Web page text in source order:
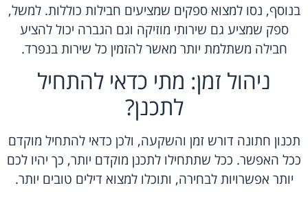
בנוסף, נסו למצוא ספקים שמציעים חבילות כוללות. למשל,
ספק שמציע גם שירותי מוזיקה וגם הגברה יכול להציע
חבילה משתלמת יותר מאשר להזמין כל שירות בנפרד.
ניהול זמן: מתי כדאי להתחיל
לתכנן?
תכנון חתונה דורש זמן והשקעה, ולכן כדאי להתחיל מוקדם
ככל האפשר. ככל שתתחילו לתכנן מוקדם יותר, כך יהיו לכם
יותר אפשרויות לבחירה, ותוכלו למצוא דילים טובים יותר.